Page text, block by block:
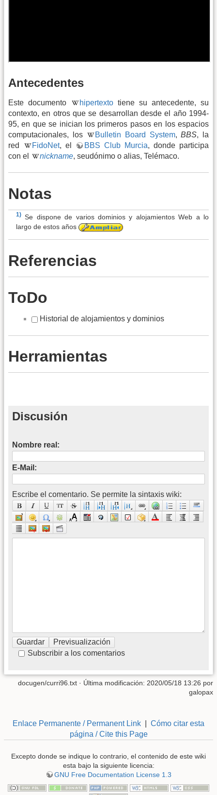
Antecedentes
Este documento hipertexto tiene su antecedente, su
contexto, en otros que se desarrollan desde el año 1994-
95, en que se inician los primeros pasos en los espacios
computacionales, los
Bulletin Board System,BBS, la
red
FidoNet, el BBS Club Murcia, donde participa
con el
nickname, seudónimo o alias, Telémaco.
Notas
1)
Se dispone de varios dominios y alojamientos Web a lo
largo de estos años
Referencias
ToDo
Historial de alojamientos y dominios
Herramientas
Discusión
Nombre real:
E-Mail:
Escribe el comentario. Se permite la sintaxis wiki:
Subscribir a los comentarios
docugen/curri96.txt · Última modificación: 2020/05/18 13:26 por
galopax
Enlace Permanente / Permanent Link
Cómo citar esta
página / Cite this Page
Excepto donde se indique lo contrario, el contenido de este wiki
esta bajo la siguiente licencia:
GNU Free Documentation License 1.3